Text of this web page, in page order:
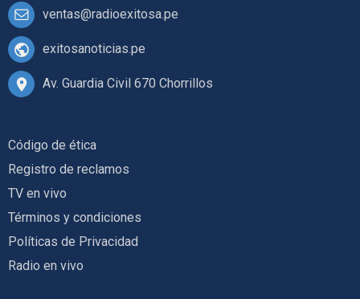
ventas@radioexitosa.pe
exitosanoticias.pe
Av. Guardia Civil 670 Chorrillos
Código de ética
Registro de reclamos
TV en vivo
Términos y condiciones
Políticas de Privacidad
Radio en vivo